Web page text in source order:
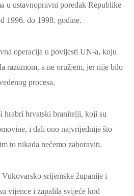
u ustavnopravni poredak Republike
1996. do 1998. godine.
operacija u povijesti UN-a, koju
razumom, a ne oružjem, jer nije bilo
procesa.
hrabri hrvatski branitelji, koji su
i dali ono najvrijednije što
to nikada nećemo zaboraviti.
srijemske županije i
vijence i zapalila svijeće kod